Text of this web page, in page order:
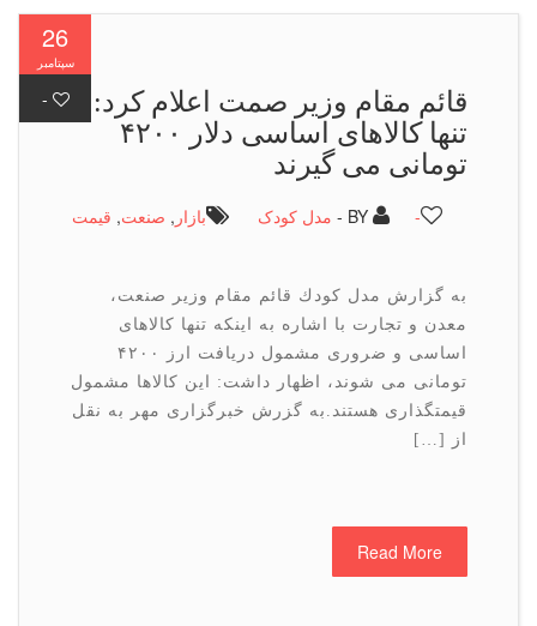
-
قائم مقام وزیر صمت اعلام كرد:
تنها كالاهای اساسی دلار ۴۲۰۰
تومانی می گیرند
BY - مدل کودک بازار ,صنعت,قیمت
به گزارش مدل كودك قائم مقام وزیر صنعت،
معدن و تجارت با اشاره به اینكه تنها كالاهای
اساسی و ضروری مشمول دریافت ارز ۴۲۰۰
تومانی می شوند، اظهار داشت: این كالاها مشمول
قیمتگذاری هستند.به گزرش خبرگزاری مهر به نقل
Read More